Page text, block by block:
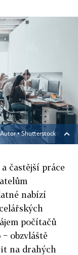
Autor ▪Shutterstock
častější práce
nabízí
počítačů
obzvláště
na drahých